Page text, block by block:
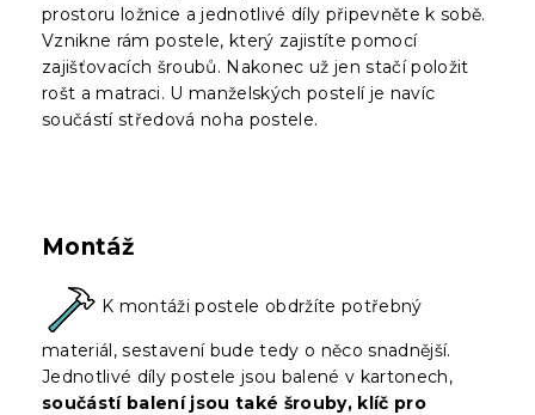
prostoru ložnice a jednotlivé díly připevněte k sobě.
Vznikne rám postele, který zajistíte pomocí
zajišťovacích šroubů. Nakonec už jen stačí položit
rošt a matraci. U manželských postelí je navíc
součástí středová noha postele.
Montáž
K montáži postele obdržíte potřebný
materiál, sestavení bude tedy o něco snadnější.
Jednotlivé díly postele jsou balené v kartonech,
součástí balení jsou také šrouby, klíč pro